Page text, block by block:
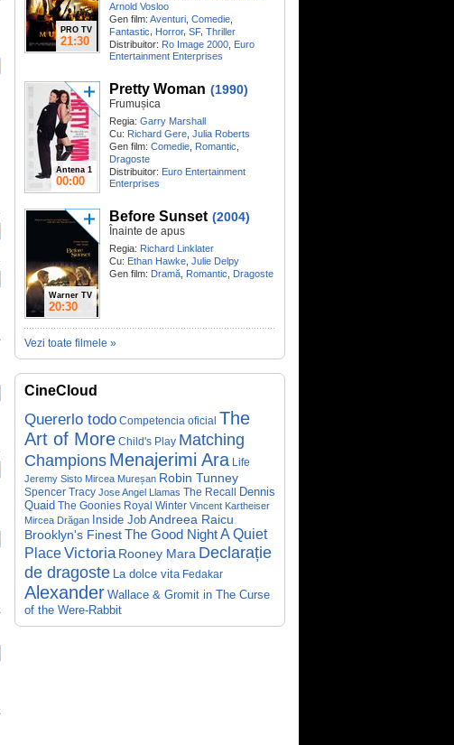
PRO TV
21:30
Arnold Vosloo
Gen film: Aventuri Comedie
Fantastic, Horror, SF, Thriller
Distribuitor: Ro Image 2000 Euro
Entertainment Enterprises
Antena 1
00:00
Pretty Woman (1990)
Frumușica
Regia: Garry Marshall
Cu: Richard Gere Julia Roberts
Gen film: Comedie Romantic
Dragoste
Distribuitor: Euro Entertainment
Enterprises
Warner TV
20:30
Before Sunset (2004)
Înainte de apus
Regia: Richard Linklater
Cu: Ethan Hawke Julie Delpy
Gen film: Dramă Romantic Dragoste
Vezi toate filmele »
CineCloud
Quererlo todo Competencia oficial The
Art of More Child's Play Matching
ChampionsMenajerimi Ara Life
Jeremy Sisto Mircea Mureșan Robin Tunney
Spencer Tracy Jose Angel Llamas The Recall
Dennis
Quaid The Goonies Royal Winter Vincent Kartheiser
Mircea Drăgan Inside Job Andreea Raicu
Brooklyn's FinestThe Good NightA Quiet
PlaceVictoria Rooney Mara Declarație
de dragoste La dolce vita Fedakar
Alexander Wallace & Gromit in The Curse
of the Were-Rabbit